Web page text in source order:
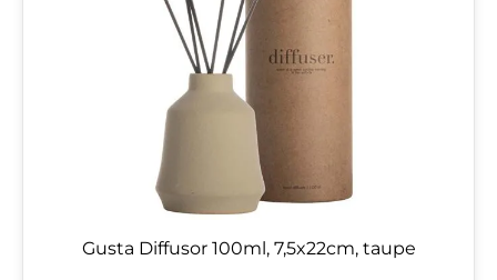
Gusta Diffusor 100ml, 7,5x22cm, taupe